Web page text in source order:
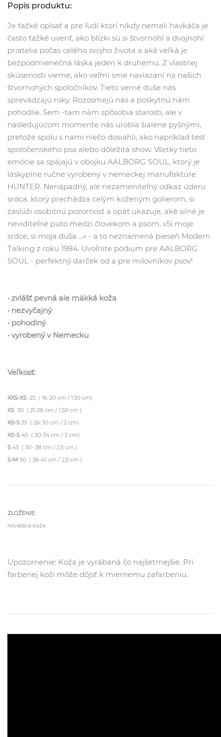
Popis produktu:
Je ťažké opísať a pre ľudí ktorí nikdy nemali havkáča je
často ťažké uveriť, ako blízki sú si štvornohí a dvojnohí
priatelia počas celého svojho života a aká veľká je
bezpodmienečná láska jeden k druhému. Z vlastnej
skúsenosti vieme, ako veľmi sme naviazaní na našich
štvornohých spoločníkov. Tieto verné duše nás
sprevádzajú roky. Rozosmejú nás a poskytnú nám
pohodlie. Sem -tam nám spôsobia starosti, ale v
nasledujúcom momente nás urobia šialene pyšnými,
pretože spolu s nami niečo dosiahli, ako napríklad test
spoločenského psa alebo dôležitá show. Všetky tieto
emócie sa spájajú v obojku AALBORG SOUL, ktorý je
láskyplne ručne vyrobený v nemeckej manufaktúre
HUNTER. Nenápadný, ale nezameniteľný odkaz úderu
srdca, ktorý prechádza celým koženým golierom, si
zaslúži osobitnú pozornosť a opäť ukazuje, aké silné je
neviditeľné puto medzi človekom a psom. »Si moje
srdce, si moja duša ...« - a to neznamená pieseň Modern
Talking z roku 1984. Uvoľnite pódium pre AALBORG
SOUL - perfektný darček od a pre milovníkov psov!
• zvlášť pevná ale mäkká koža
• nezvyčajný
• pohodlný
• vyrobený v Nemecku
Veľkosť:
XXS-XS 25 ( 16-20 cm / 1,50 cm)
XS 30 ( 21-26 cm / 1,50 cm )
XS-S 35 ( 26-30 cm / 2 cm)
XS-S 40 ( 30-34 cm / 2 cm)
S 45 ( 30- 38 cm / 2,5 cm )
S-M 50 ( 36-41 cm / 2,5 cm )
ZLOŽENIE:
hovädzia koža
Upozornenie: Koža je vyrábaná čo najšetrnejšie. Pri
farbenej koži môže dôjsť k miernemu zafarbeniu.